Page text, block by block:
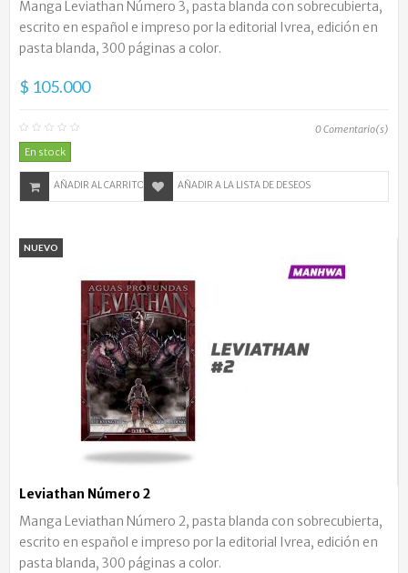
Manga Leviathan Número 3, pasta blanda con sobrecubierta,
escrito en español e impreso por la editorial Ivrea, edición en
pasta blanda, 300 páginas a color.
$ 105.000
0Comentario(s)
En stock
AÑADIR AL CARRITO AÑADIR A LA LISTA DE DESEOS
NUEVO
Leviathan Número 2
Manga Leviathan Número 2, pasta blanda con sobrecubierta,
escrito en español e impreso por la editorial Ivrea, edición en
pasta blanda, 300 páginas a color.